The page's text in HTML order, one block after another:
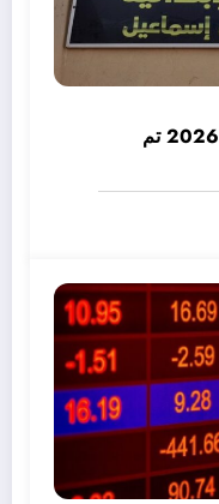
رسميا الدخول المدرسي الجزائر 2026 تم